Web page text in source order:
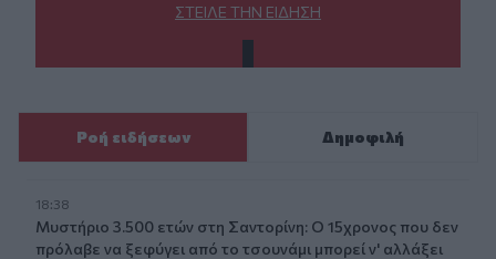
ΣΤΕΊΛΕ ΤΗΝ ΕΊΔΗΣΗ
Ροή ειδήσεων Δημοφιλή
18:38
Μυστήριο 3.500 ετών στη Σαντορίνη: Ο 15χρονος που δεν
πρόλαβε να ξεφύγει από το τσουνάμι μπορεί ν' αλλάξει